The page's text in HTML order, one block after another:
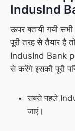
IndusInd
ऊपर बतायी गयी
पूरी तरह से तैयार है
IndusInd Bank
से करेंगे इसकी पूरी
सबसे पहले
जाएं।